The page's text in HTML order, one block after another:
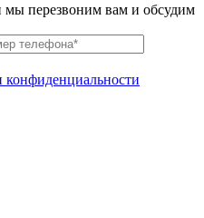
мы перезвоним вам и обсудим
конфиденциальности